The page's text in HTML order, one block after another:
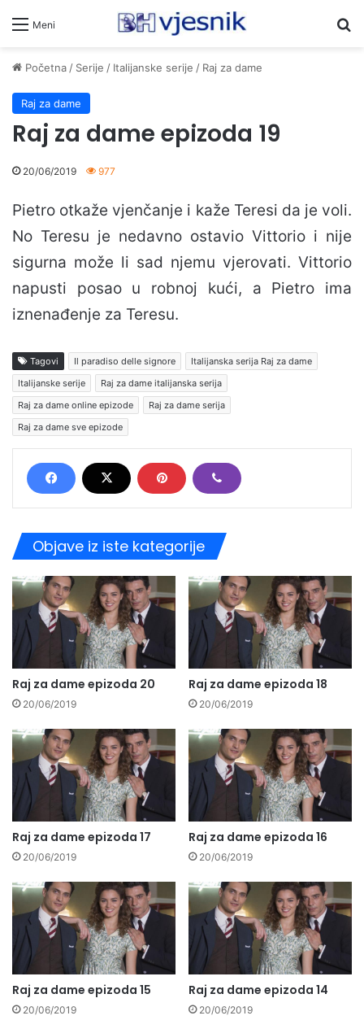
Meni
Početna/ Serije / Italijanske serije / Raj za dame
Raj za dame
Raj za dame epizoda 19
20/06/2019 977
Pietro otkaže vjenčanje i kaže Teresi da je voli.
No Teresu je nedavno ostavio Vittorio i nije
sigurna može li sad njemu vjerovati. Vittorio
napusti posao u robnoj kući, a Pietro ima
iznenađenje za Teresu.
Tagovi Il paradiso delle signore
Italijanska serija Raj za dame
Italijanske serije
Raj za dame italijanska serija
Raj za dame online epizode
Raj za dame serija
Raj za dame sve epizode
Objave iz iste kategorije
Raj za dame epizoda 20
20/06/2019
Raj za dame epizoda 18
20/06/2019
Raj za dame epizoda 17
20/06/2019
Raj za dame epizoda 16
20/06/2019
Raj za dame epizoda 15
20/06/2019
Raj za dame epizoda 14
20/06/2019